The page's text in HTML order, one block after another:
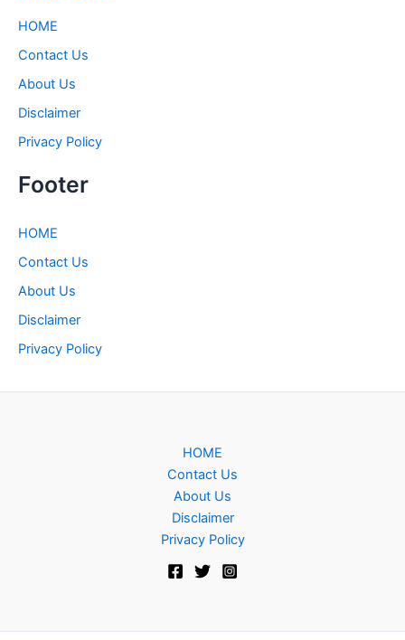
HOME
Contact Us
About Us
Disclaimer
Privacy Policy
Footer
HOME
Contact Us
About Us
Disclaimer
Privacy Policy
HOME
Contact Us
About Us
Disclaimer
Privacy Policy